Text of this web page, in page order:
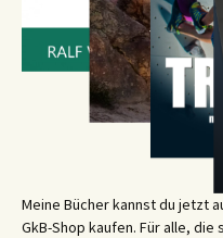
Meine Bücher kannst du jetzt
GkB-Shop kaufen. Für alle,